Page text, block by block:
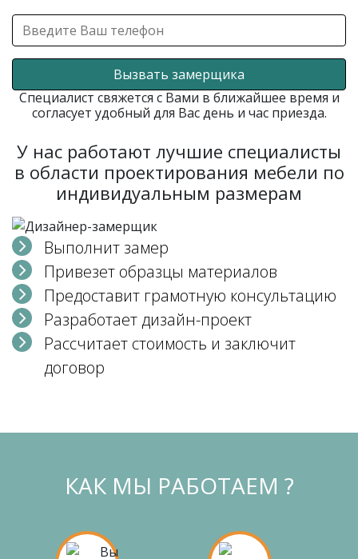
Вызвать замерщика
Специалист свяжется с Вами в ближайшее время и
согласует удобный для Вас день и час приезда.
У нас работают лучшие специалисты
в области проектирования мебели по
индивидуальным размерам
Выполнит замер
Привезет образцы материалов
Предоставит грамотную консультацию
Разработает дизайн-проект
Рассчитает стоимость и заключит
договор
КАК МЫ РАБОТАЕМ ?